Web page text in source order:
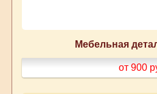
Мебельная
от 900